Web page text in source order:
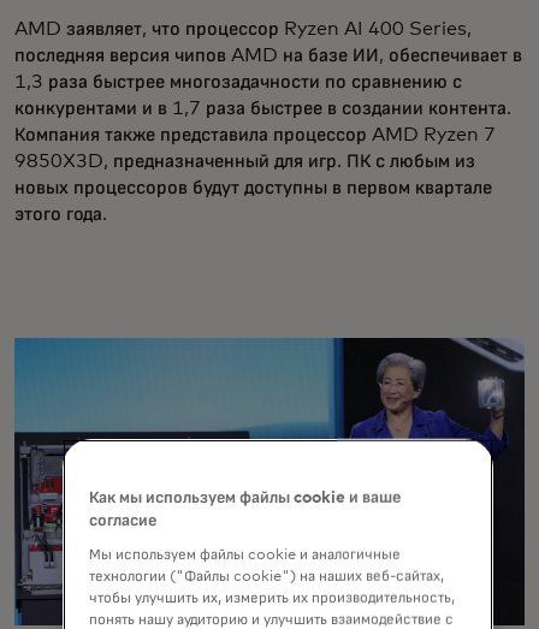
AMD заявляет, что процессор Ryzen AI 400 Series,
последняя версия чипов AMD на базе ИИ, обеспечивает в
1,3 раза быстрее многозадачности по сравнению с
конкурентами и в 1,7 раза быстрее в создании контента.
Компания также представила процессор AMD Ryzen 7
9850X3D, предназначенный для игр. ПК с любым из
новых процессоров будут доступны в первом квартале
этого года.
Как мы используем файлы cookie и ваше
согласие
Мы используем файлы cookie и аналогичные
технологии ("Файлы cookie") на наших веб-сайтах,
чтобы улучшить их, измерить их производительность,
понять нашу аудиторию и улучшить взаимодействие с